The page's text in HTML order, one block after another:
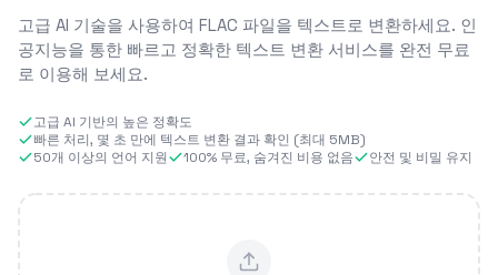
고급 AI 기술을 사용하여 FLAC 파일을 텍스트로 변환하세요. 인
공지능을 통한 빠르고 정확한 텍스트 변환 서비스를 완전 무료
로 이용해 보세요.
고급 AI 기반의 높은 정확도
빠른 처리, 몇 초 만에 텍스트 변환 결과 확인 (최대 5MB)
50개 이상의 언어 지원
100% 무료, 숨겨진 비용 없음 안전 및 비밀 유지